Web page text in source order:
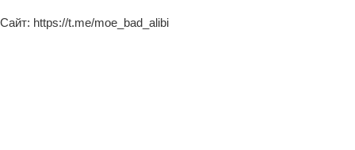
Сайт: https://t.me/moe_bad_alibi